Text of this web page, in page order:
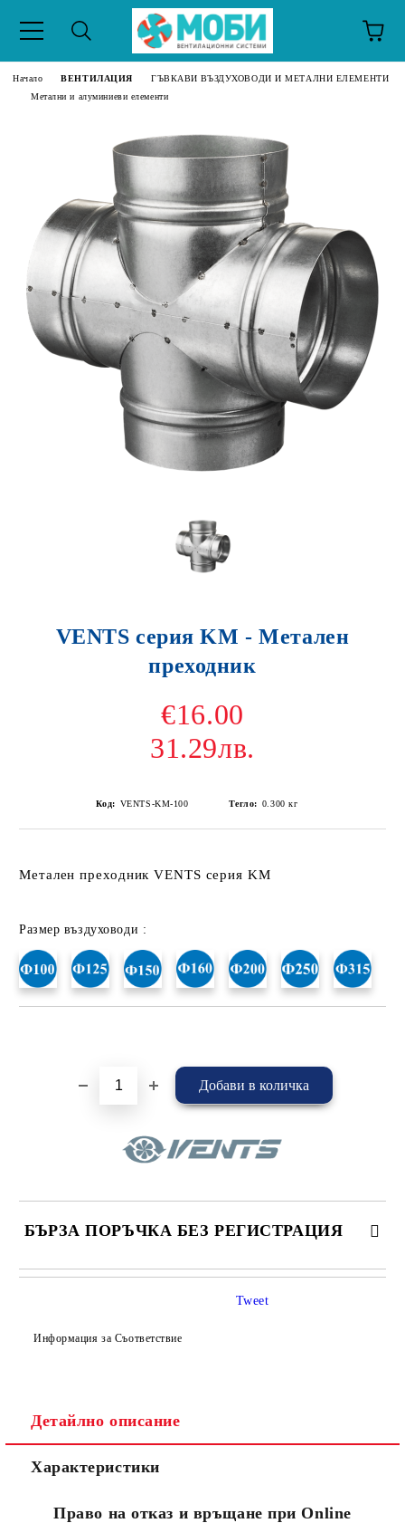
Начало ВЕНТИЛАЦИЯ
ГЪВКАВИ ВЪЗДУХОВОДИ И МЕТАЛНИ ЕЛЕМЕНТИ
Метални и алуминиеви елементи
VENTS серия KM - Метален
преходник
€16.00
31.29лв.
Код: VENTS-KM-100 Тегло: 0.300 кг
Метален преходник VENTS серия KM
Размер въздуховоди :
БЪРЗА ПОРЪЧКА БЕЗ РЕГИСТРАЦИЯ
САМО ПОПЪЛНЕТЕ 4 ПОЛЕТА
Съгласен съм сПолитиката за лични данни
Ние ще се свържем с вас в рамките на работния ден.
Информация за Съответствие
Tweet
Детайлно описание
Характеристики
Право на отказ и връщане при Online